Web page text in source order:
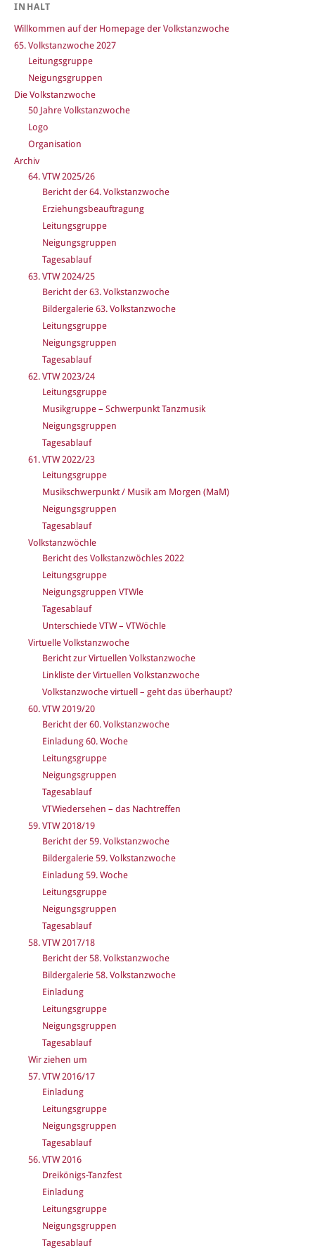
INHALT
Willkommen auf der Homepage der Volkstanzwoche
65. Volkstanzwoche 2027
Leitungsgruppe
Neigungsgruppen
Die Volkstanzwoche
50 Jahre Volkstanzwoche
Logo
Organisation
Archiv
64. VTW 2025/26
Bericht der 64. Volkstanzwoche
Erziehungsbeauftragung
Leitungsgruppe
Neigungsgruppen
Tagesablauf
63. VTW 2024/25
Bericht der 63. Volkstanzwoche
Bildergalerie 63. Volkstanzwoche
Leitungsgruppe
Neigungsgruppen
Tagesablauf
62. VTW 2023/24
Leitungsgruppe
Musikgruppe – Schwerpunkt Tanzmusik
Neigungsgruppen
Tagesablauf
61. VTW 2022/23
Leitungsgruppe
Musikschwerpunkt / Musik am Morgen (MaM)
Neigungsgruppen
Tagesablauf
Volkstanzwöchle
Bericht des Volkstanzwöchles 2022
Leitungsgruppe
Neigungsgruppen VTWle
Tagesablauf
Unterschiede VTW – VTWöchle
Virtuelle Volkstanzwoche
Bericht zur Virtuellen Volkstanzwoche
Linkliste der Virtuellen Volkstanzwoche
Volkstanzwoche virtuell – geht das überhaupt?
60. VTW 2019/20
Bericht der 60. Volkstanzwoche
Einladung 60. Woche
Leitungsgruppe
Neigungsgruppen
Tagesablauf
VTWiedersehen – das Nachtreffen
59. VTW 2018/19
Bericht der 59. Volkstanzwoche
Bildergalerie 59. Volkstanzwoche
Einladung 59. Woche
Leitungsgruppe
Neigungsgruppen
Tagesablauf
58. VTW 2017/18
Bericht der 58. Volkstanzwoche
Bildergalerie 58. Volkstanzwoche
Einladung
Leitungsgruppe
Neigungsgruppen
Tagesablauf
Wir ziehen um
57. VTW 2016/17
Einladung
Leitungsgruppe
Neigungsgruppen
Tagesablauf
56. VTW 2016
Dreikönigs-Tanzfest
Einladung
Leitungsgruppe
Neigungsgruppen
Tagesablauf